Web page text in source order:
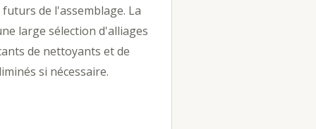
de l'assemblage. La
large sélection d'alliages
de nettoyants et de
si nécessaire.